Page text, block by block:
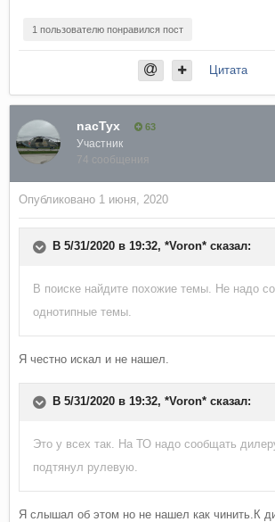
1 пользователю понравился пост
Цитата
nacTyx 63
Участник
74 сообщения
Опубликовано 1 июня, 2020
В 5/31/2020 в 19:32, *Voron* сказал:
В поиске найдите похожие темы. Не надо
однотипные темы.
Я честно искал и не нашел.
В 5/31/2020 в 19:32, *Voron* сказал:
Это у всех так. На ТО надо сообщать
подтянул рулевую.
Я слышал об этом но не нашел как чинить.К